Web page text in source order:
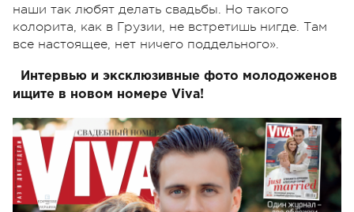
наши так любят делать свадьбы. Но такого
колорита, как в Грузии, не встретишь нигде. Там
все настоящее, нет ничего поддельного».
Интервью и эксклюзивные фото молодоженов
ищите в новом номере Viva!